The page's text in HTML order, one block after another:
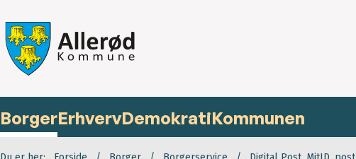
BorgerErhvervDemokratiKommunen